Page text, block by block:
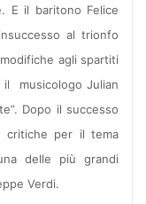
E il baritono Felice
al trionfo
agli spartiti
il musicologo Julian
Dopo il successo
critiche per il tema
delle più grandi
Verdi.